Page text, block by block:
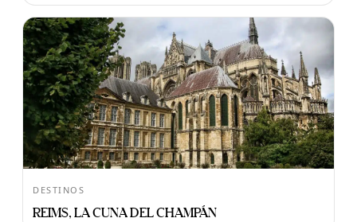
DESTINOS
REIMS, LA CUNA DEL CHAMPÁN